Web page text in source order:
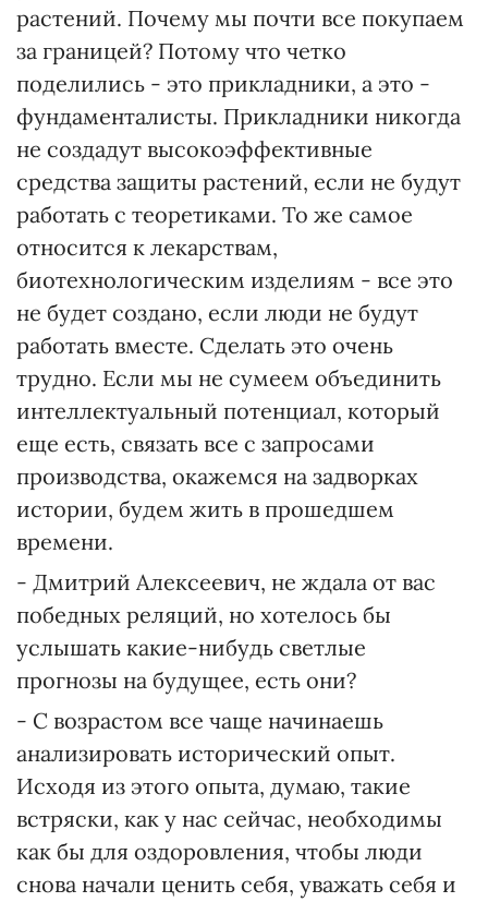
растений. Почему мы почти все покупаем
за границей? Потому что четко
поделились - это прикладники, а это -
фундаменталисты. Прикладники никогда
не создадут высокоэффективные
средства защиты растений, если не будут
работать с теоретиками. То же самое
относится к лекарствам,
биотехнологическим изделиям - все это
не будет создано, если люди не будут
работать вместе. Сделать это очень
трудно. Если мы не сумеем объединить
интеллектуальный потенциал, который
еще есть, связать все с запросами
производства, окажемся на задворках
истории, будем жить в прошедшем
времени.
- Дмитрий Алексеевич, не ждала от вас
победных реляций, но хотелось бы
услышать какие-нибудь светлые
прогнозы на будущее, есть они?
- С возрастом все чаще начинаешь
анализировать исторический опыт.
Исходя из этого опыта, думаю, такие
встряски, как у нас сейчас, необходимы
как бы для оздоровления, чтобы люди
снова начали ценить себя, уважать себя и